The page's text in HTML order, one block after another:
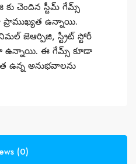
చెందిన స్టీమ్ గేమ్స్
ఉన్నాయి.
జెఆర్పిజి, స్ట్రీట్ స్టోరీ
ఉన్నాయి. ఈ గేమ్స్ కూడా
ఉన్న అనుభవాలను
(0)